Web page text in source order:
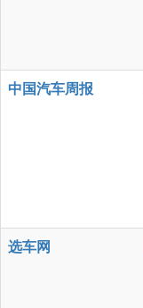
中国汽车周报
选车网